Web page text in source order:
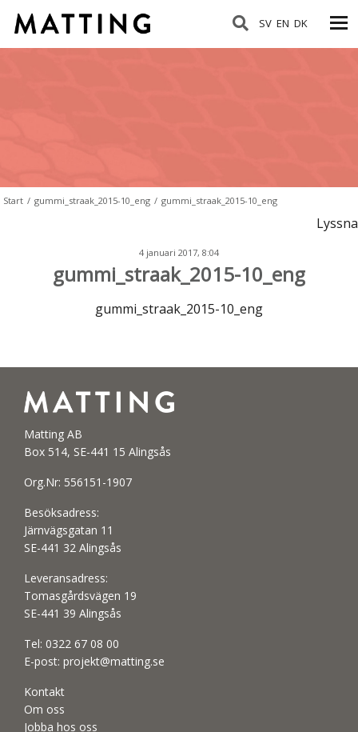
SV EN DK
Start / gummi_straak_2015-10_eng / gummi_straak_2015-10_eng
Lyssna
4 januari 2017, 8:04
gummi_straak_2015-10_eng
gummi_straak_2015-10_eng
Matting AB
Box 514, SE-441 15 Alingsås
Org.Nr: 556151-1907
Besöksadress:
Järnvägsgatan 11
SE-441 32 Alingsås
Leveransadress:
Tomasgårdsvägen 19
SE-441 39 Alingsås
Tel: 0322 67 08 00
E-post: projekt@matting.se
Kontakt
Om oss
Jobba hos oss